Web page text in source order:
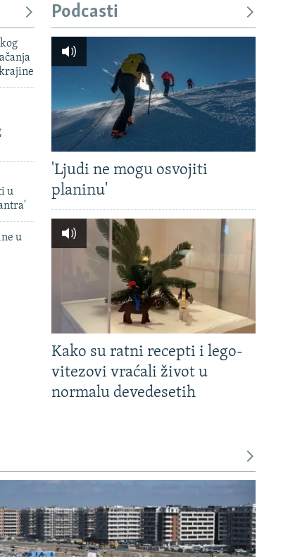
u
u
Podcasti
'Ljudi ne mogu osvojiti
planinu'
Kako su ratni recepti i lego-
vitezovi vraćali život u
normalu devedesetih